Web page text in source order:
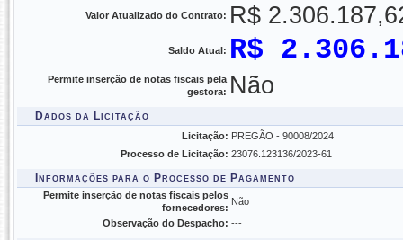
Valor Atualizado do Contrato: R$
Saldo Atual: R$
Permite inserção de notas fiscais pela
gestora: Não
Dados da Licitação
Licitação: PREGÃO - 90008/2024
Processo de Licitação: 23076.123136/2023-61
Informações para o Processo de Pagamento
Permite inserção de notas fiscais pelos
fornecedores:
Não
Observação do Despacho: ---